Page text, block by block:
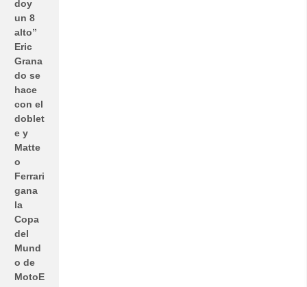
doy
un 8
alto”
Eric
Grana
do se
hace
con el
doblet
e y
Matte
o
Ferrari
gana
la
Copa
del
Mund
o de
MotoE